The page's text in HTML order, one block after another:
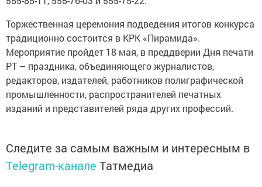
Торжественная церемония подведения итогов конкурса
традиционно состоится в КРК «Пирамида».
Мероприятие пройдет 18 мая, в преддверии Дня печати
РТ – праздника, объединяющего журналистов,
редакторов, издателей, работников полиграфической
промышленности, распространителей печатных
изданий и представителей ряда других профессий.
Следите за самым важным и интересным в
Telegram-канале Татмедиа